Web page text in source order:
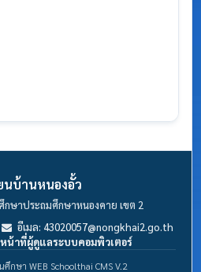
นบ้านหนองอั้ว
ษาประถมศึกษาหนองคาย เขต 2
อีเมล: 43020057@nongkhai2.go.th
หน้าที่ผู้ดูแลระบบคอมพิวเตอร์
กษา WEB Schoolthai CMS V.2